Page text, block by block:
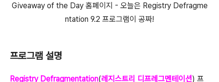
Giveaway of the Day 홈페이지 - 오늘은 Registry Defragme
ntation 9.2 프로그램이 공짜!
프로그램 설명
Registry Defragmentation(레지스트리 디프레그멘테이션) 프